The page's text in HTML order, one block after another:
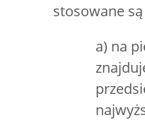
stosowane
a) na